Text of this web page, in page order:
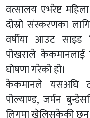
वत्सालय एभरेष्ट
दोस्रो संस्करणका
वर्षीया आउट
पोखराले केकमानलाई
घोषणा गरेको हो।
केकमानले यसअघि
पोल्याण्ड, जर्मन